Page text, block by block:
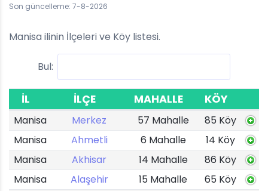
Son güncelleme: 7-8-2026
Manisa ilinin İlçeleri ve Köy listesi.
Bul:
İL İLÇE MAHALLE KÖY
Manisa Merkez 57 Mahalle
85 Köy
Manisa
Ahmetli 6 Mahalle
14 Köy
Manisa
Akhisar 14 Mahalle
86 Köy
Manisa
Alaşehir 15 Mahalle
65 Köy